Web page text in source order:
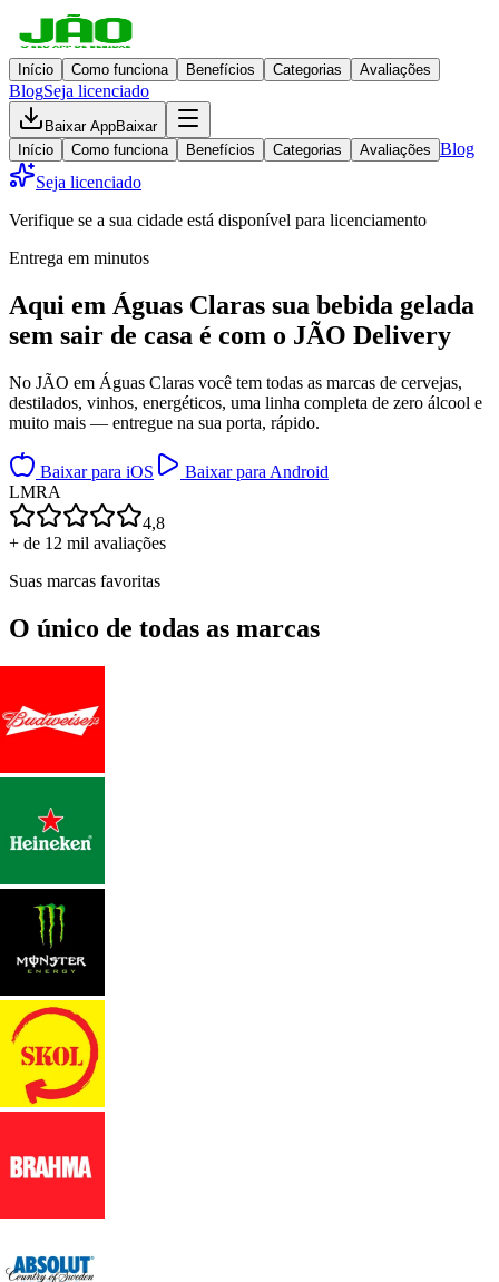
Início Como funciona Benefícios Categorias Avaliações
BlogSeja licenciado
Baixar AppBaixar
Início
Como funciona Benefícios Categorias Avaliações Blog
Seja licenciado
Verifique se a sua cidade está disponível para licenciamento
Entrega em minutos
Aqui em Águas Claras sua bebida gelada
sem sair de casa é com o JÃO Delivery
No JÃO em Águas Claras você tem todas as marcas de cervejas,
destilados, vinhos, energéticos, uma linha completa de zero álcool e
muito mais — entregue na sua porta, rápido.
Baixar para iOS
Baixar para Android
LMRA
4,8
+ de 12 mil avaliações
Suas marcas favoritas
O único de todas as marcas